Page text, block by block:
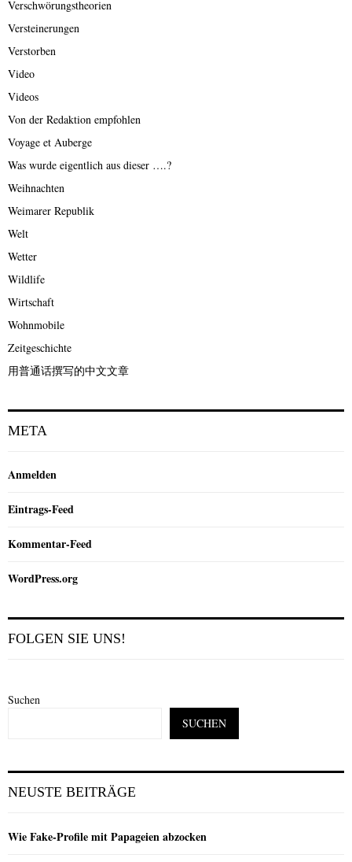
Verschwörungstheorien
Versteinerungen
Verstorben
Video
Videos
Von der Redaktion empfohlen
Voyage et Auberge
Was wurde eigentlich aus dieser ….?
Weihnachten
Weimarer Republik
Welt
Wetter
Wildlife
Wirtschaft
Wohnmobile
Zeitgeschichte
用普通话撰写的中文文章
META
Anmelden
Eintrags-Feed
Kommentar-Feed
WordPress.org
FOLGEN SIE UNS!
Suchen
SUCHEN
NEUSTE BEITRÄGE
Wie Fake-Profile mit Papageien abzocken